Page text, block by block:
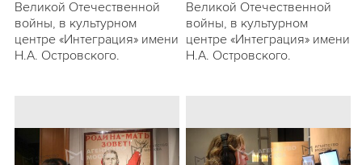
Великой Отечественной
войны, в культурном
центре «Интеграция» имени
Н.А. Островского.
Великой Отечественной
войны, в культурном
центре «Интеграция» имени
Н.А. Островского.